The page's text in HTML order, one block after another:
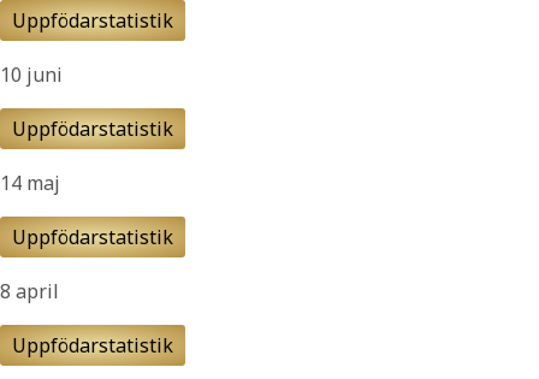
Uppfödarstatistik
10 juni
Uppfödarstatistik
14 maj
Uppfödarstatistik
8 april
Uppfödarstatistik